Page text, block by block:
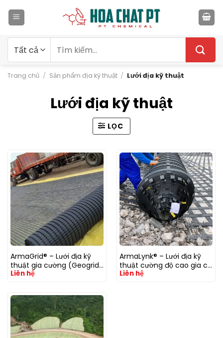
qua
kiếm:
Trang chủ / Sản phẩm địa kỹ thuật / Lưới địa kỹ thuật
Lưới địa kỹ thuật
LỌC
ArmaGrid® – Lưới địa kỹ
thuật gia cường (Geogrid)
PP/PET/HDPE/Fiberglass
Liên hệ
ArmaLynk® – Lưới địa kỹ
thuật cường độ cao gia cố
nền đất yếu
Liên hệ